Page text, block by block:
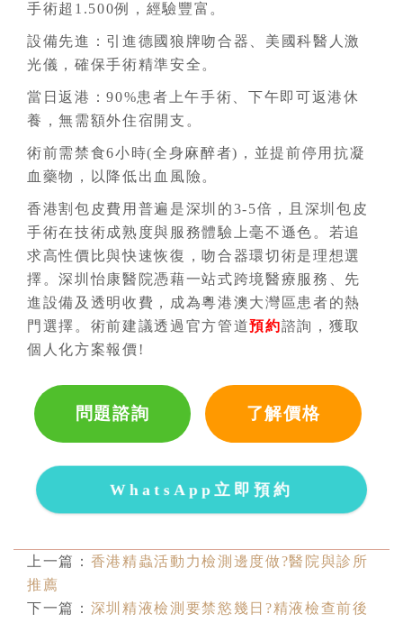
手術超1.500例，經驗豐富。
設備先進：引進德國狼牌吻合器、美國科醫人激
光儀，確保手術精準安全。
當日返港：90%患者上午手術、下午即可返港休
養，無需額外住宿開支。
術前需禁食6小時(全身麻醉者)，並提前停用抗凝
血藥物，以降低出血風險。
香港割包皮費用普遍是深圳的3-5倍，且深圳包皮
手術在技術成熟度與服務體驗上毫不遜色。若追
求高性價比與快速恢復，吻合器環切術是理想選
擇。深圳怡康醫院憑藉一站式跨境醫療服務、先
進設備及透明收費，成為粵港澳大灣區患者的熱
門選擇。術前建議透過官方管道預約諮詢，獲取
個人化方案報價!
問題諮詢 了解價格
WhatsApp立即預約
上一篇： 香港精蟲活動力檢測邊度做?醫院與診所
推薦
下一篇： 深圳精液檢測要禁慾幾日?精液檢查前後